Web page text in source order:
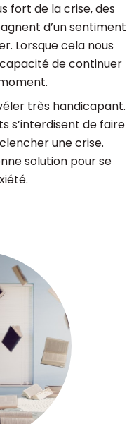
fort de la crise, des
d’un sentiment
Lorsque cela nous
de continuer
très handicapant.
s’interdisent de faire
une crise.
solution pour se